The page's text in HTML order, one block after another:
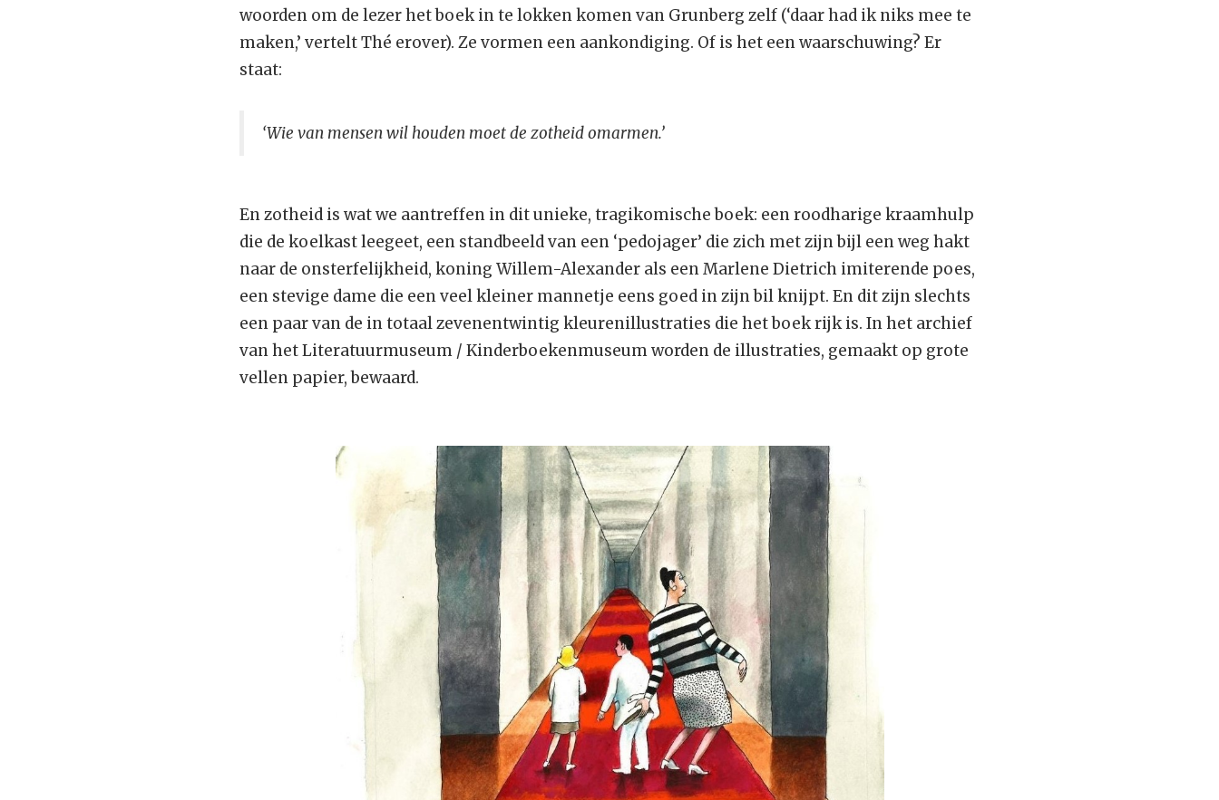
woorden om de lezer het boek in te lokken komen van Grunberg zelf (‘daar had ik niks mee te
maken,’ vertelt Thé erover). Ze vormen een aankondiging. Of is het een waarschuwing? Er
staat:
‘Wie van mensen wil houden moet de zotheid omarmen.’
En zotheid is wat we aantreffen in dit unieke, tragikomische boek: een roodharige kraamhulp
die de koelkast leegeet, een standbeeld van een ‘pedojager’ die zich met zijn bijl een weg hakt
naar de onsterfelijkheid, koning Willem-Alexander als een Marlene Dietrich imiterende poes,
een stevige dame die een veel kleiner mannetje eens goed in zijn bil knijpt. En dit zijn slechts
een paar van de in totaal zevenentwintig kleurenillustraties die het boek rijk is. In het archief
van het Literatuurmuseum / Kinderboekenmuseum worden de illustraties, gemaakt op grote
vellen papier, bewaard.